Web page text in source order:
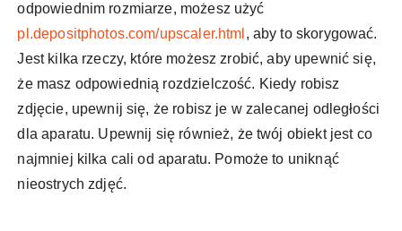
odpowiednim rozmiarze, możesz użyć
pl.depositphotos.com/upscaler.html , aby to skorygować.
Jest kilka rzeczy, które możesz zrobić, aby upewnić się,
że masz odpowiednią rozdzielczość. Kiedy robisz
zdjęcie, upewnij się, że robisz je w zalecanej odległości
dla aparatu. Upewnij się również, że twój obiekt jest co
najmniej kilka cali od aparatu. Pomoże to uniknąć
nieostrych zdjęć.